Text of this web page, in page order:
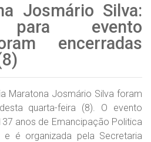
Josmário Silva:
para evento
encerradas
Maratona Josmário Silva foram
quarta-feira (8). O evento
anos de Emancipação Politica
é organizada pela Secretaria